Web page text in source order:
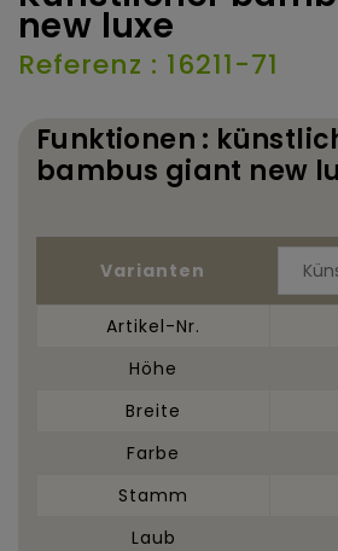
new luxe
Referenz : 16211-71
Funktionen :
bambus giant new
Varianten
Artikel-Nr.
Höhe
Breite
Farbe
Stamm
Laub